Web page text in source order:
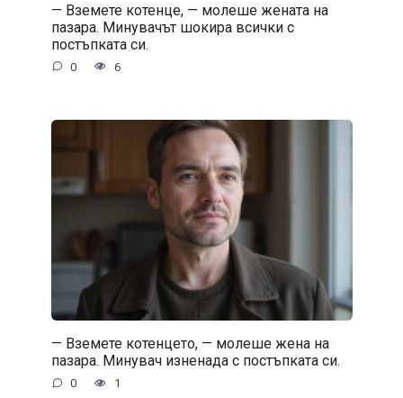
— Вземете котенце, — молеше жената на
пазара. Минувачът шокира всички с
постъпката си.
0 6
— Вземете котенцето, — молеше жена на
пазара. Минувач изненада с постъпката си.
0 1